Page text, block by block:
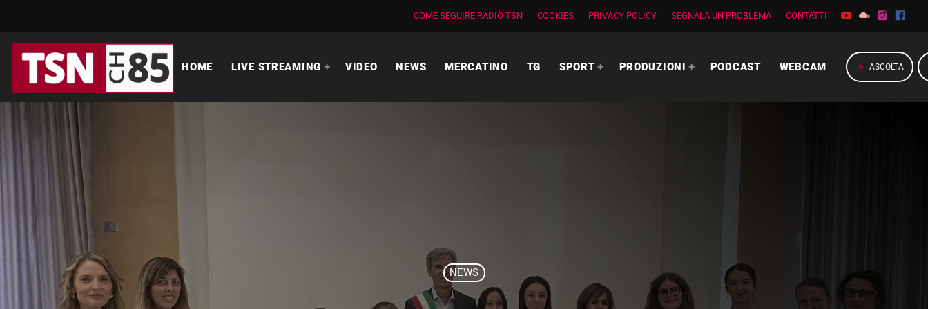
COME SEGUIRE RADIO TSN COOKIES PRIVACY POLICY SEGNALA UN PROBLEMA CONTATTI
HOME LIVE STREAMING VIDEO NEWS MERCATINO TG SPORT PRODUZIONI PODCAST WEBCAM play_arrow ASCOLTA
NEWS